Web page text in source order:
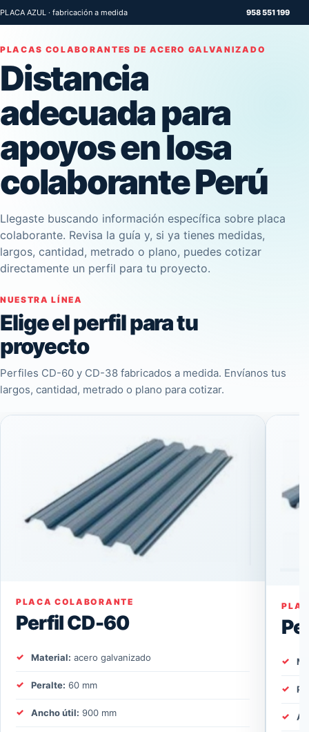
PLACA AZUL · fabricación a medida 958 551 199
PLACAS COLABORANTES DE ACERO GALVANIZADO
Distancia
adecuada para
apoyos en losa
colaborante Perú
Llegaste buscando información específica sobre placa
colaborante. Revisa la guía y, si ya tienes medidas,
largos, cantidad, metrado o plano, puedes cotizar
directamente un perfil para tu proyecto.
NUESTRA LÍNEA
Elige el perfil para tu
proyecto
Perfiles CD-60 y CD-38 fabricados a medida. Envíanos tus
largos, cantidad, metrado o plano para cotizar.
PLACA COLABORANTE
Perfil CD-60
Material: acero galvanizado
Peralte: 60 mm
Ancho útil: 900 mm